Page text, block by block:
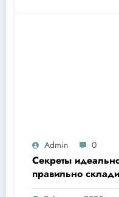
Admin 0
Секреты
правильно
бельё и